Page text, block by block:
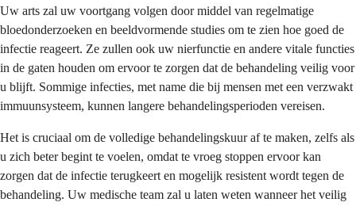
Uw arts zal uw voortgang volgen door middel van regelmatige
bloedonderzoeken en beeldvormende studies om te zien hoe goed de
infectie reageert. Ze zullen ook uw nierfunctie en andere vitale functies
in de gaten houden om ervoor te zorgen dat de behandeling veilig voor
u blijft. Sommige infecties, met name die bij mensen met een verzwakt
immuunsysteem, kunnen langere behandelingsperioden vereisen.
Het is cruciaal om de volledige behandelingskuur af te maken, zelfs als
u zich beter begint te voelen, omdat te vroeg stoppen ervoor kan
zorgen dat de infectie terugkeert en mogelijk resistent wordt tegen de
behandeling. Uw medische team zal u laten weten wanneer het veilig